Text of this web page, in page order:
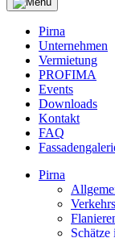
Pirna
Unternehmen
Vermietung
PROFIMA
Events
Downloads
Kontakt
FAQ
Pirna